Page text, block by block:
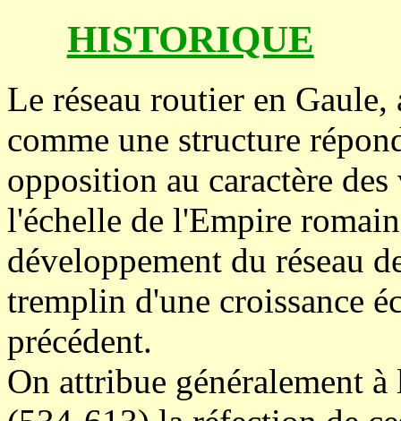
HISTORIQUE
Le réseau routier en
comme une structure
opposition au caractère
l'échelle de l'Empire
développement du réseau
tremplin d'une croissance
précédent.
On attribue généralement